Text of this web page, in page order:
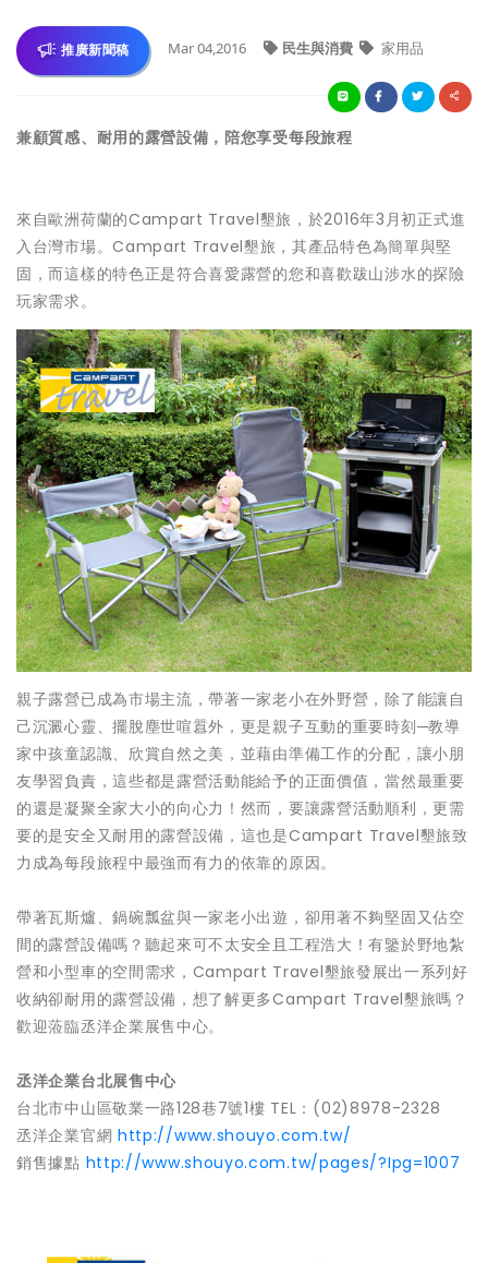
推廣新聞稿 Mar 04,2016 民生與消費 家用品
兼顧質感、耐用的露營設備，陪您享受每段旅程
來自歐洲荷蘭的Campart Travel墾旅，於2016年3月初正式進
入台灣市場。Campart Travel墾旅，其產品特色為簡單與堅
固，而這樣的特色正是符合喜愛露營的您和喜歡跋山涉水的探險
玩家需求。
親子露營已成為市場主流，帶著一家老小在外野營，除了能讓自
己沉澱心靈、擺脫塵世喧囂外，更是親子互動的重要時刻─教導
家中孩童認識、欣賞自然之美，並藉由準備工作的分配，讓小朋
友學習負責，這些都是露營活動能給予的正面價值，當然最重要
的還是凝聚全家大小的向心力！然而，要讓露營活動順利，更需
要的是安全又耐用的露營設備，這也是Campart Travel墾旅致
力成為每段旅程中最強而有力的依靠的原因。
帶著瓦斯爐、鍋碗瓢盆與一家老小出遊，卻用著不夠堅固又佔空
間的露營設備嗎？聽起來可不太安全且工程浩大！有鑒於野地紮
營和小型車的空間需求，Campart Travel墾旅發展出一系列好
收納卻耐用的露營設備，想了解更多Campart Travel墾旅嗎？
歡迎蒞臨丞洋企業展售中心。
丞洋企業台北展售中心
台北市中山區敬業一路128巷7號1樓 TEL：(02)8978-2328
丞洋企業官網 http://www.shouyo.com.tw/
銷售據點 http://www.shouyo.com.tw/pages/?Ipg=1007